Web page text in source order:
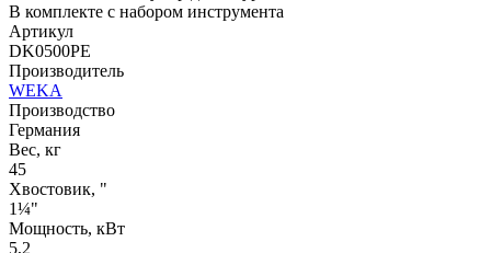
В комплекте с набором инструмента
Артикул
DK0500PE
Производитель
WEKA
Производство
Германия
Вес, кг
45
Хвостовик, "
1¼"
Мощность, кВт
5,2